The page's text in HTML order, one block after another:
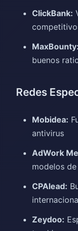
ClickBank:
MaxBounty:
buenos
Redes
Mobidea:
antivirus
AdWork
modelos
CPAlead:
Zeydoo: